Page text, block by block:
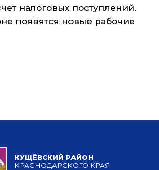
налоговых поступлений.
появятся новые рабочие
КУЩЁВСКИЙ РАЙОН
КРАСНОДАРСКОГО КРАЯ